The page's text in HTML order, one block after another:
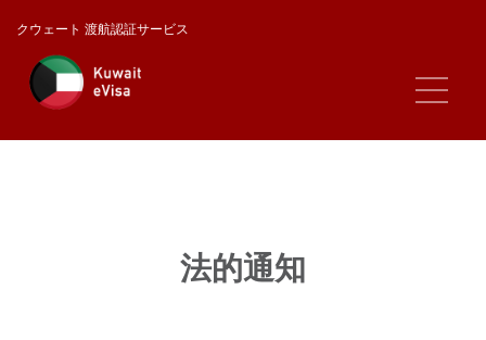
クウェート 渡航認証サービス
法的通知